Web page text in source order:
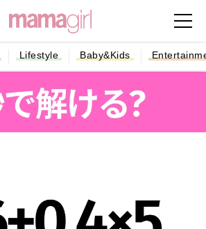
Lifestyle Baby&Kids